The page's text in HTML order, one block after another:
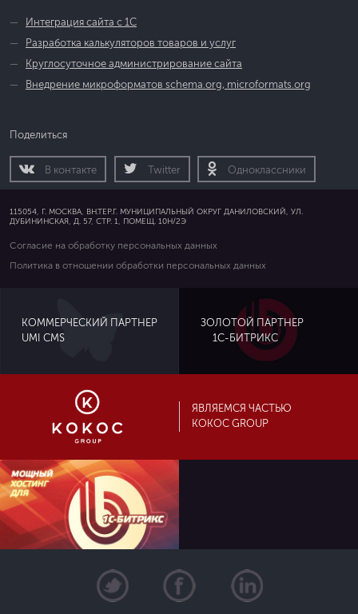
Интеграция сайта с 1С
Разработка калькуляторов товаров и услуг
Круглосуточное администрирование сайта
Внедрение микроформатов schema.org, microformats.org
Поделиться
В контакте Twitter Одноклассники
115054, Г. МОСКВА, ВН.ТЕР.Г. МУНИЦИПАЛЬНЫЙ ОКРУГ ДАНИЛОВСКИЙ, УЛ.
ДУБИНИНСКАЯ, Д. 57, СТР. 1, ПОМЕЩ. 10Н/2Э
Согласие на обработку персональных данных
Политика в отношении обработки персональных данных
КОММЕРЧЕСКИЙ ПАРТНЕР
UMI CMS
ЗОЛОТОЙ ПАРТНЕР
1С-БИТРИКС
ЯВЛЯЕМСЯ ЧАСТЬЮ
KOKOC GROUP